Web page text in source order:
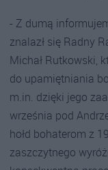
- Z dumą
znalazł się Radny
Michał Rutkowski,
do upamiętniania
m.in. dzięki jego
września pod
hołd bohaterom z
zaszczytnego